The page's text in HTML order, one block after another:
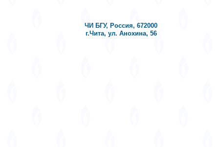
ЧИ БГУ, Россия, 672000
г.Чита, ул. Анохина, 56